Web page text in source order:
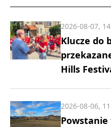
Klucze do
Hills
2026-08-07,
2026-08-06,